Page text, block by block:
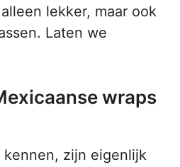
lekker, maar ook
Laten we
wraps
kennen, zijn eigenlijk